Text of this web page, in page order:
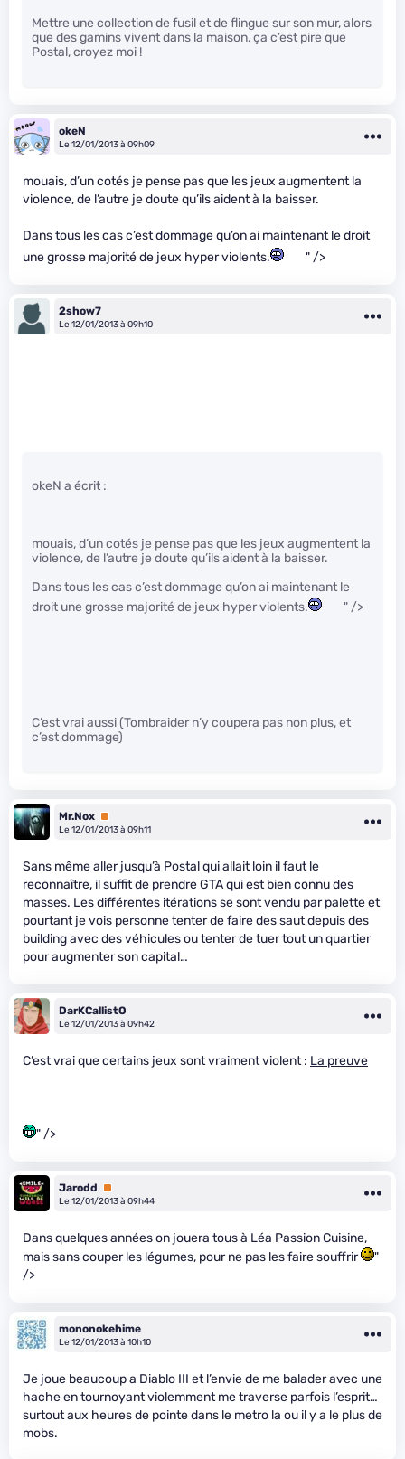
Mettre une collection de fusil et de flingue sur son mur, alors
que des gamins vivent dans la maison, ça c’est pire que
Postal, croyez moi !
okeN
Le 12/01/2013 à 09h09
mouais, d’un cotés je pense pas que les jeux augmentent la
violence, de l’autre je doute qu’ils aident à la baisser.
Dans tous les cas c’est dommage qu’on ai maintenant le droit
une grosse majorité de jeux hyper violents.
" />
2show7
Le 12/01/2013 à 09h10
okeN a écrit :
mouais, d’un cotés je pense pas que les jeux augmentent la
violence, de l’autre je doute qu’ils aident à la baisser.
Dans tous les cas c’est dommage qu’on ai maintenant le
droit une grosse majorité de jeux hyper violents.
" />
C’est vrai aussi (Tombraider n’y coupera pas non plus, et
c’est dommage)
Mr.Nox Premium
Le 12/01/2013 à 09h11
Sans même aller jusqu’à Postal qui allait loin il faut le
reconnaître, il suffit de prendre GTA qui est bien connu des
masses. Les différentes itérations se sont vendu par palette et
pourtant je vois personne tenter de faire des saut depuis des
building avec des véhicules ou tenter de tuer tout un quartier
pour augmenter son capital…
DarKCallistO
Le 12/01/2013 à 09h42
C’est vrai que certains jeux sont vraiment violent : La preuve
" />
Jarodd
Premium
Le 12/01/2013 à 09h44
Dans quelques années on jouera tous à Léa Passion Cuisine,
mais sans couper les légumes, pour ne pas les faire souffrir
"
/>
mononokehime
Le 12/01/2013 à 10h10
Je joue beaucoup a Diablo III et l’envie de me balader avec une
hache en tournoyant violemment me traverse parfois l’esprit…
surtout aux heures de pointe dans le metro la ou il y a le plus de
mobs.